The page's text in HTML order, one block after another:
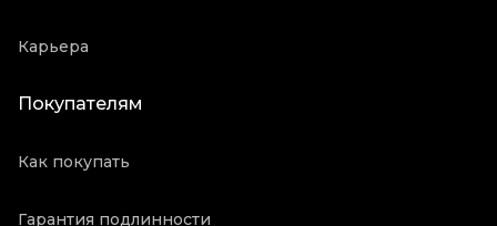
Карьера
Покупателям
Как покупать
Гарантия подлинности